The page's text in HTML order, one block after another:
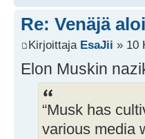
Re: Venäjä
Kirjoittaja EsaJii » 10
Elon Muskin
“Musk has
various media